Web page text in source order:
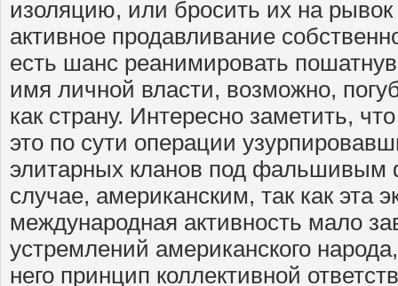
изоляцию, или бросить их на рывок
активное продавливание
есть шанс реанимировать
имя личной власти, возможно,
как страну. Интересно заметить,
это по сути операции
элитарных кланов под фальшивым
случае, американским, так как эта
международная активность мало
устремлений американского
него принцип коллективной